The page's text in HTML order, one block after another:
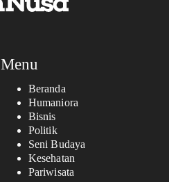
Menu
Beranda
Humaniora
Bisnis
Politik
Seni Budaya
Kesehatan
Pariwisata